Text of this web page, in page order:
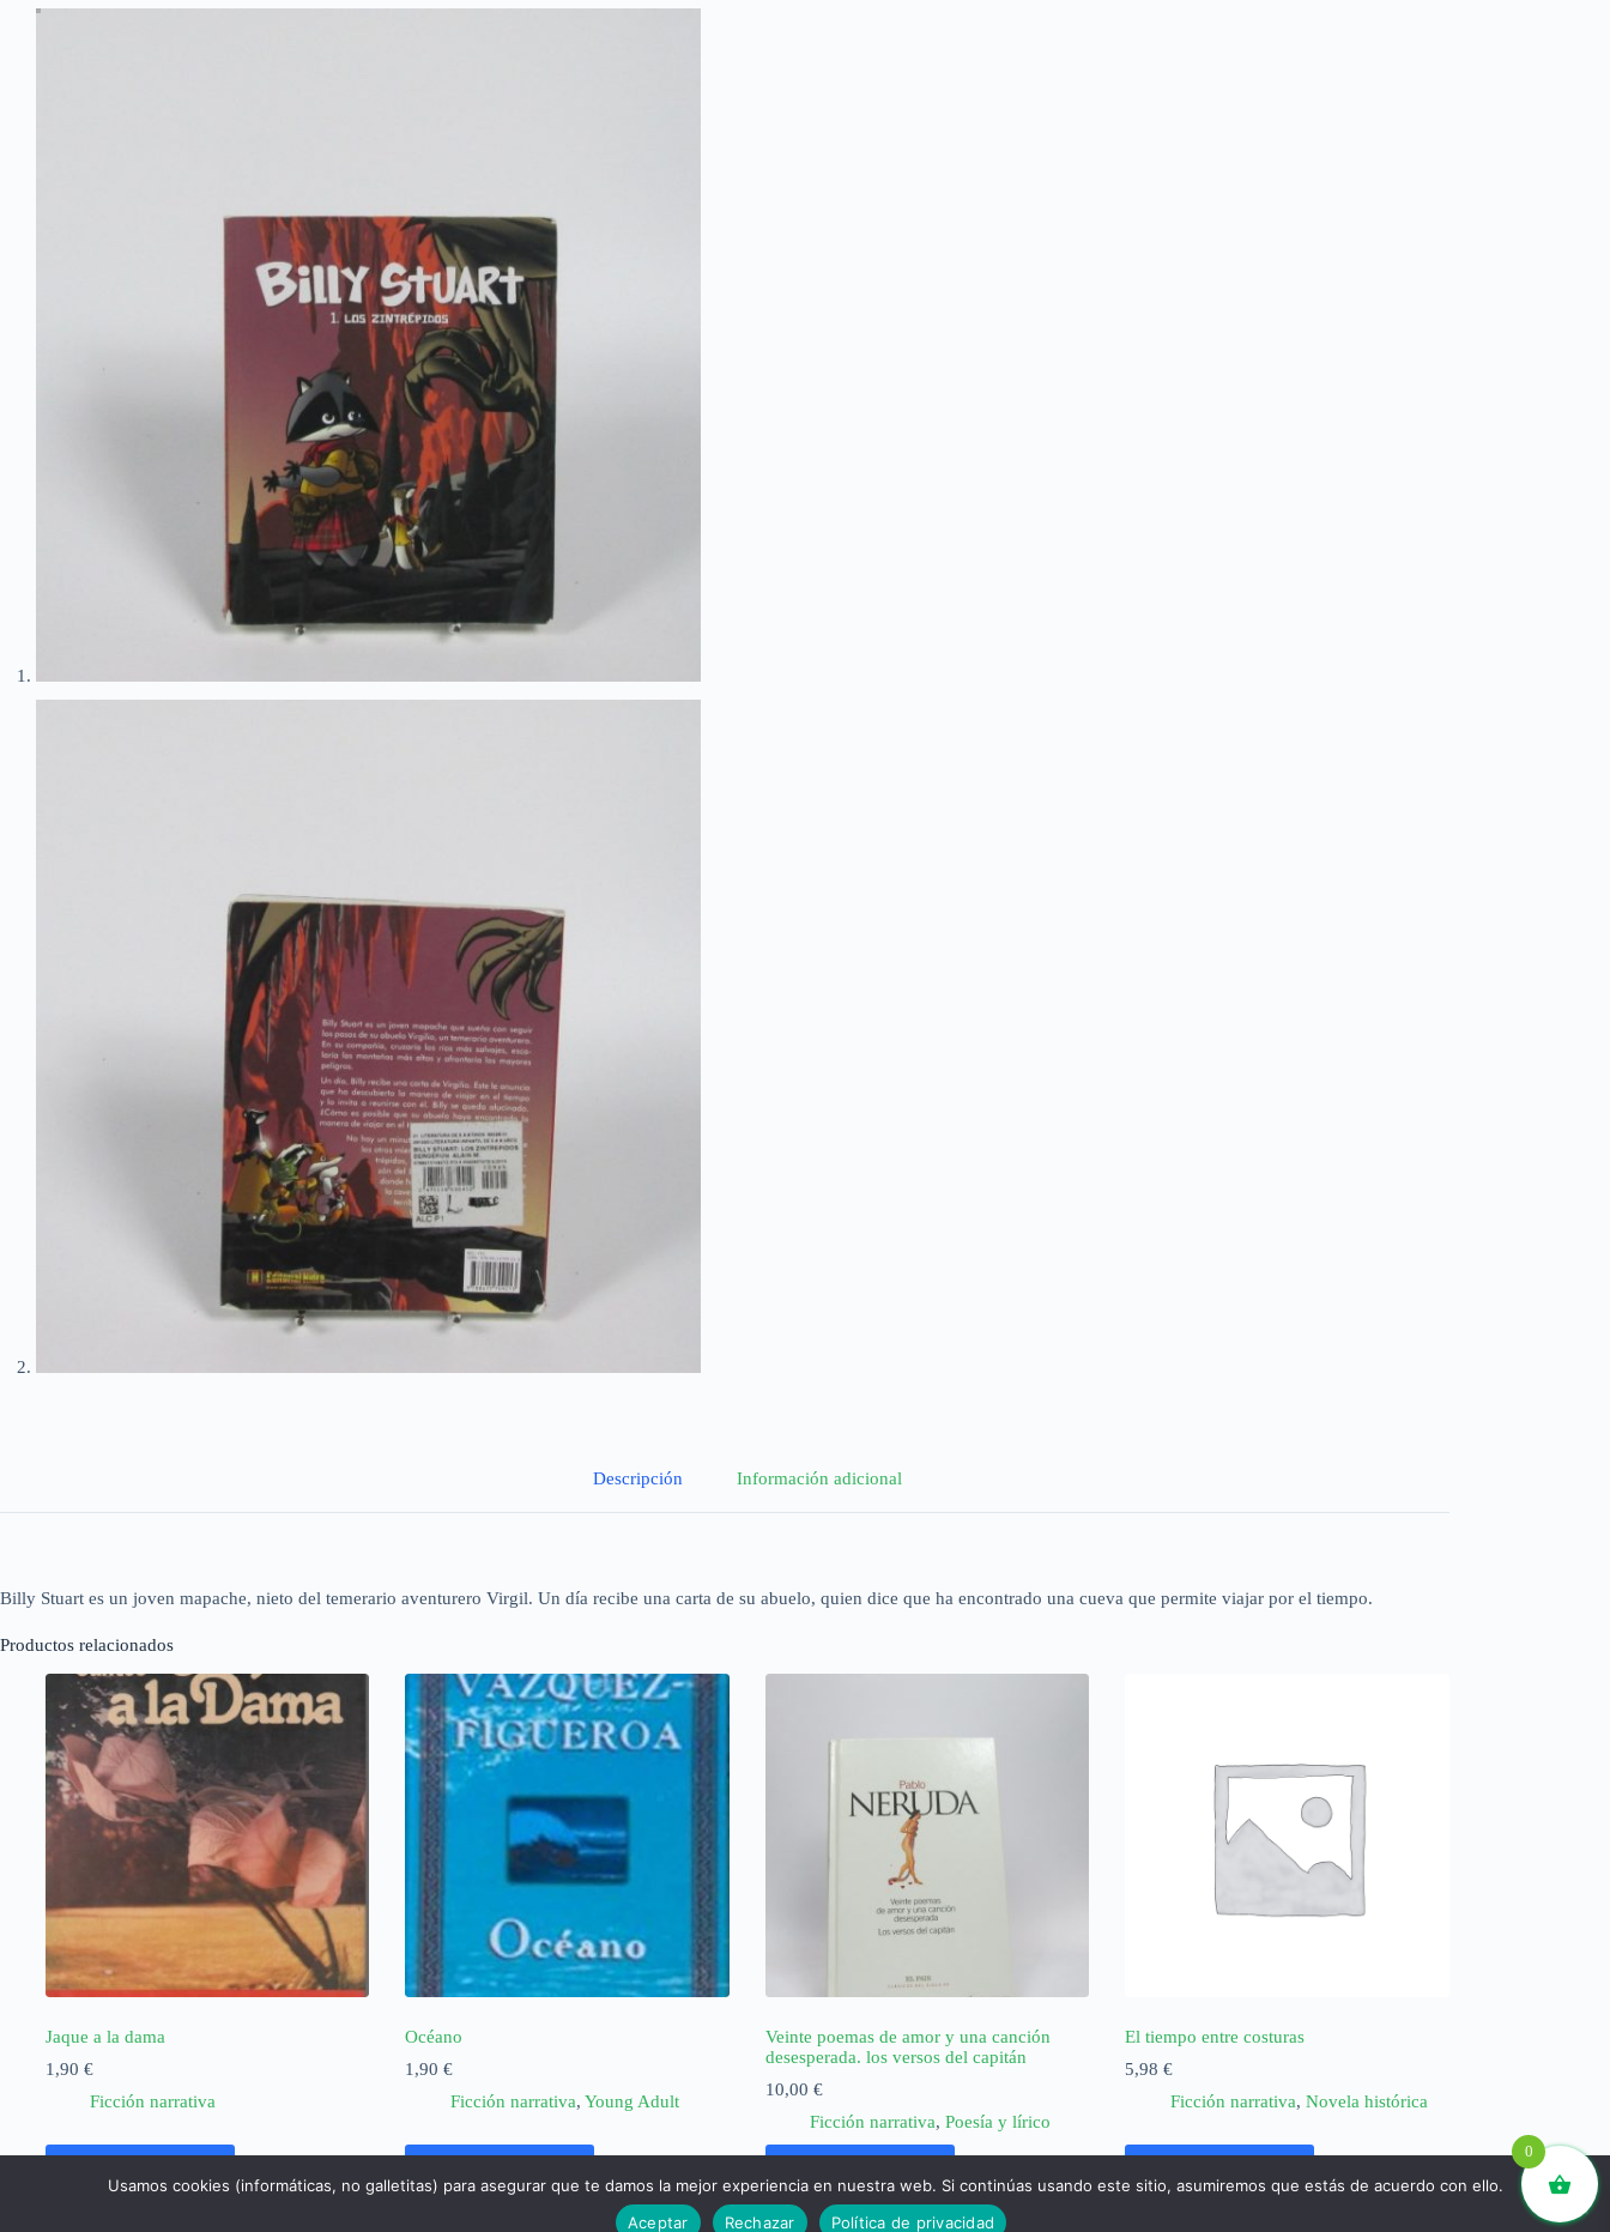
Descripción Información adicional
Billy Stuart es un joven mapache, nieto del temerario aventurero Virgil. Un día recibe una carta de su abuelo, quien dice que ha encontrado una cueva que permite viajar por el tiempo.
Productos relacionados
Jaque a la dama
1,90 €
Ficción narrativa
Océano
1,90€
Ficción narrativa, Young Adult
Veinte poemas de amor y una canción
desesperada. los versos del capitán
10,00 €
Ficción narrativa,Poesía y lírico
El tiempo entre costuras
5,98€
Ficción narrativa, Novela histórica
0
Usamos cookies (informáticas, no galletitas) para asegurar que te damos la mejor experiencia en nuestra web. Si continúas usando este sitio, asumiremos que estás de acuerdo con ello.
Aceptar
Rechazar Política de privacidad